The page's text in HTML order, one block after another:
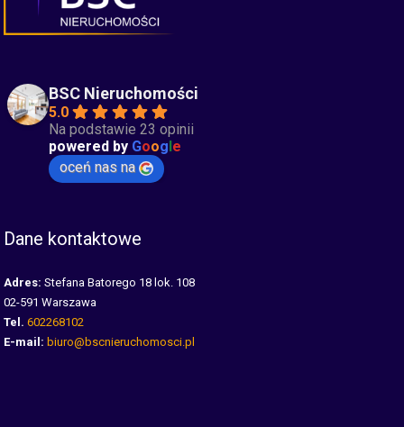
BSC Nieruchomości
5.0
Na podstawie 23 opinii
powered by Goog e
oceń nas na
Dane kontaktowe
Adres: Stefana Batorego 18 lok. 108
02-591 Warszawa
Tel. 602268102
E-mail: biuro@bscnieruchomosci.pl